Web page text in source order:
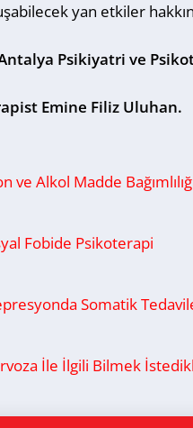
yan etkiler
Psikiyatri ve
Emine Filiz Uluhan.
ve Alkol Madde
Fobide Psikoterapi
Somatik
İle İlgili Bilmek